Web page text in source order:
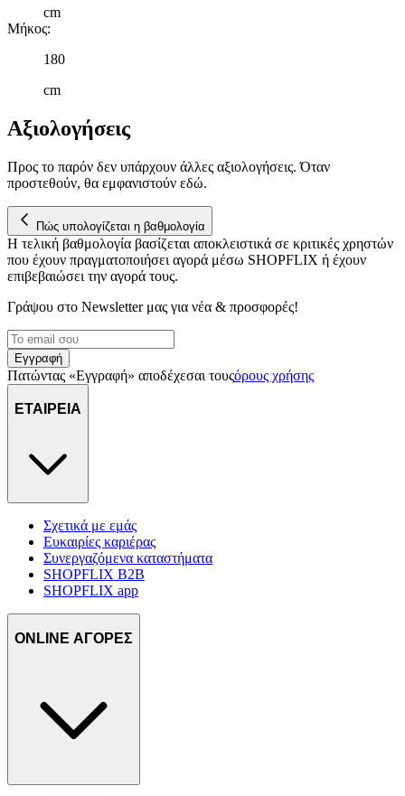
cm
Μήκος:
180
cm
Αξιολογήσεις
Προς το παρόν δεν υπάρχουν άλλες αξιολογήσεις. Όταν
προστεθούν, θα εμφανιστούν εδώ.
Πώς υπολογίζεται η βαθμολογία
Η τελική βαθμολογία βασίζεται αποκλειστικά σε κριτικές χρηστών
που έχουν πραγματοποιήσει αγορά μέσω SHOPFLIX ή έχουν
επιβεβαιώσει την αγορά τους.
Γράψου στο Νewsletter μας για νέα & προσφορές!
Εγγραφή
Πατώντας «Εγγραφή» αποδέχεσαι τουςόρους χρήσης
ΕΤΑΙΡΕΙΑ
Σχετικά με εμάς
Ευκαιρίες καριέρας
Συνεργαζόμενα καταστήματα
SHOPFLIX B2B
SHOPFLIX app
ONLINE ΑΓΟΡΕΣ